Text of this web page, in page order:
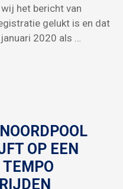
het bericht van
gelukt is en dat
2020 als …
OP EEN
TEMPO